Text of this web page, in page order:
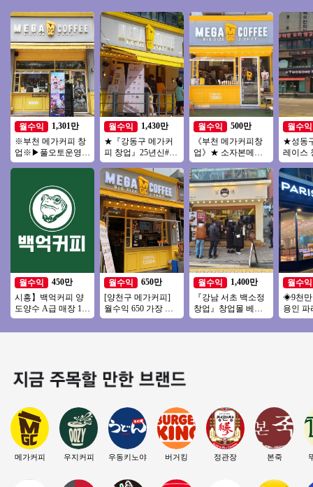
월수익
1,301만
※부천 메가커피 창
업※▶풀오토운영◀
초역세권/수익성매
월수익
450만
시흥】백억커피 양
도양수 A급 매장 1억
창업 추천아이템
월수익
1,430만
★『강동구 메가커
피 창업』25년신#단
독# 순익 1천만이상
27년호재매장 창업
추천
월수익
650만
[양천구 메가커피]
월수익 650 가장 핫
한 커피브랜드 메가
커피!
월수익
500만
《부천 메가커피창
업》★ 소자본메가
커피 ★ 투잡 ★ 인기
많은 메가커피창업
★
월수익
1,400만
『강남 서초 백소정
창업』창업몰 베스
트추천『초보창업
소자본창업 여성창
월수익
★성동
레이스
매장! 인
매장
월수익
◈9천
용인 파
업◀ 평
만↑고
메가커피 우지커피 우동키노야 버거킹 정관장 본죽